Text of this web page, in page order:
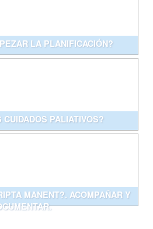
LA PLANIFICACIÓN?
PALIATIVOS?
MANENT?. ACOMPAÑAR Y